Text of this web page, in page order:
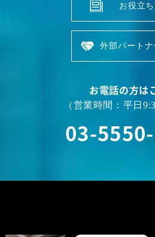
お役立
外部パートナ
お電話の方は
（営業時間：平日
03-